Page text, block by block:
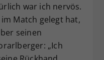
war ich nervös.
Match gelegt hat,
seinen
„Ich